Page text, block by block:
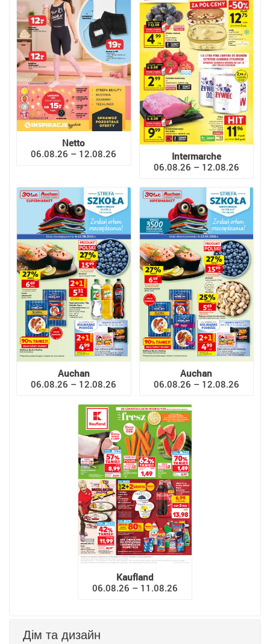
Netto
06.08.26 – 12.08.26
Intermarche
06.08.26 – 12.08.26
Auchan
06.08.26 – 12.08.26
Auchan
06.08.26 – 12.08.26
Kaufland
06.08.26 – 11.08.26
Дім та дизайн